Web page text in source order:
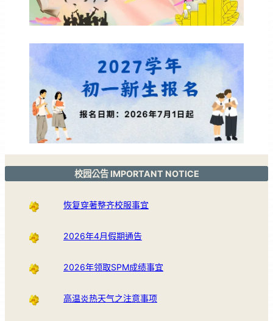
校园公告 IMPORTANT NOTICE
恢复穿著整齐校服事宜
2026年4月假期通告
2026年领取SPM成绩事宜
高温炎热天气之注意事项